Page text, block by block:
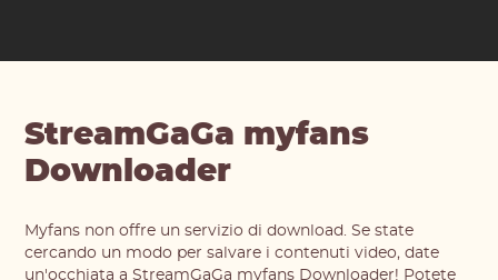
StreamGaGa myfans
Downloader
Myfans non offre un servizio di download. Se state
cercando un modo per salvare i contenuti video, date
un'occhiata a StreamGaGa myfans Downloader! Potete